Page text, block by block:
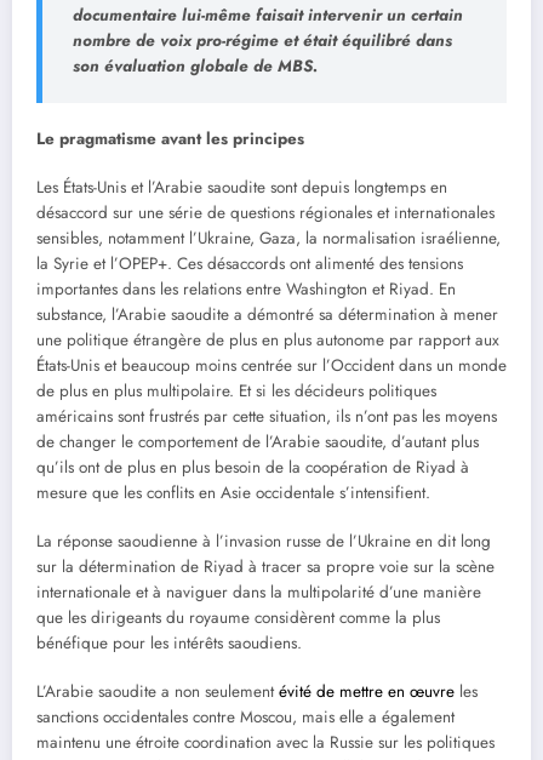
documentaire lui-même faisait intervenir un certain
nombre de voix pro-régime et était équilibré dans
son évaluation globale de MBS.
Le pragmatisme avant les principes
Les États-Unis et l’Arabie saoudite sont depuis longtemps en
désaccord sur une série de questions régionales et internationales
sensibles, notamment l’Ukraine, Gaza, la normalisation israélienne,
la Syrie et l’OPEP+. Ces désaccords ont alimenté des tensions
importantes dans les relations entre Washington et Riyad. En
substance, l’Arabie saoudite a démontré sa détermination à mener
une politique étrangère de plus en plus autonome par rapport aux
États-Unis et beaucoup moins centrée sur l’Occident dans un monde
de plus en plus multipolaire. Et si les décideurs politiques
américains sont frustrés par cette situation, ils n’ont pas les moyens
de changer le comportement de l’Arabie saoudite, d’autant plus
qu’ils ont de plus en plus besoin de la coopération de Riyad à
mesure que les conflits en Asie occidentale s’intensifient.
La réponse saoudienne à l’invasion russe de l’Ukraine en dit long
sur la détermination de Riyad à tracer sa propre voie sur la scène
internationale et à naviguer dans la multipolarité d’une manière
que les dirigeants du royaume considèrent comme la plus
bénéfique pour les intérêts saoudiens.
L’Arabie saoudite a non seulementévité de mettre en œuvre les
sanctions occidentales contre Moscou, mais elle a également
maintenu une étroite coordination avec la Russie sur les politiques